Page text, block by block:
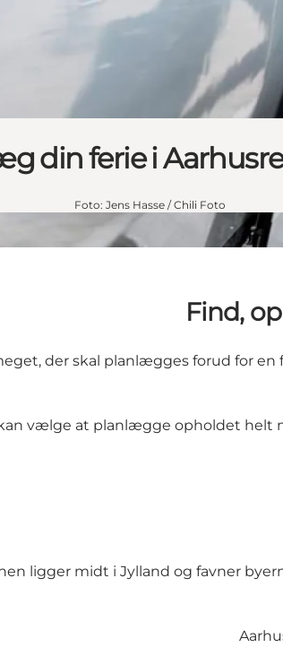
din ferie i
Foto: Jens Hasse / Chili Foto
Find,
der skal planlægges forud for
vælge at planlægge opholdet helt
ligger midt i Jylland og favner